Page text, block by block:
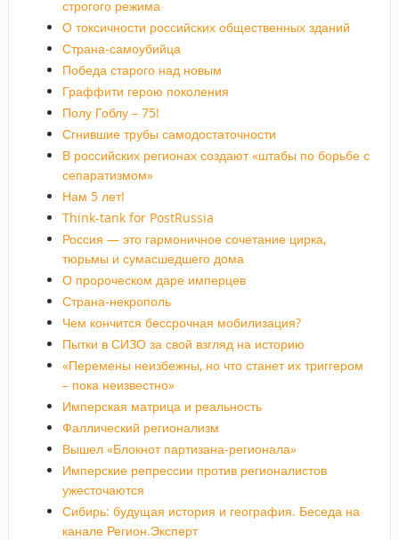
строгого режима
О токсичности российских общественных зданий
Страна-самоубийца
Победа старого над новым
Граффити герою поколения
Полу Гоблу – 75!
Сгнившие трубы самодостаточности
В российских регионах создают «штабы по борьбе с
сепаратизмом»
Нам 5 лет!
Think-tank for PostRussia
Россия — это гармоничное сочетание цирка,
тюрьмы и сумасшедшего дома
О пророческом даре имперцев
Страна-некрополь
Чем кончится бессрочная мобилизация?
Пытки в СИЗО за свой взгляд на историю
«Перемены неизбежны, но что станет их триггером
– пока неизвестно»
Имперская матрица и реальность
Фаллический регионализм
Вышел «Блокнот партизана-регионала»
Имперские репрессии против регионалистов
ужесточаются
Сибирь: будущая история и география. Беседа на
канале Регион.Эксперт